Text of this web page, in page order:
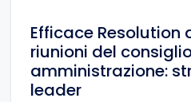
Efficace Resolution
riunioni del
amministrazione:
leader